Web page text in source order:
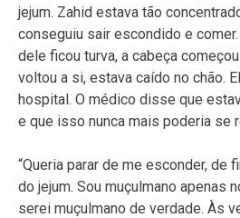
jejum. Zahid estava tão
conseguiu sair escondido e
dele ficou turva, a cabeça
voltou a si, estava caído no chão.
hospital. O médico disse que
e que isso nunca mais poderia se
“Queria parar de me esconder, de
do jejum. Sou muçulmano apenas
serei muçulmano de verdade. Às